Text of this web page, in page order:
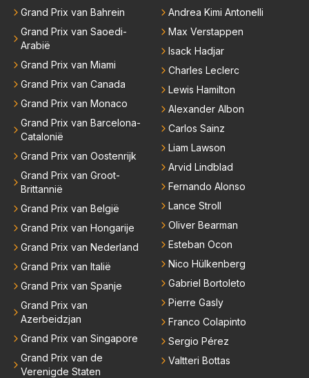
meesten van hen al sinds dat RB hun intrede deed a
anwezig waren. De mensen die nu een aantal van di
e lege plaatsen op gaan vullen hebben ook al jaren
binnen RB gewerkt en zijn voor Max geen vreemde
n meer. Ook andere teams verliezen mensen. Er wo
rdt teveel drama van gemaakt.
Grand Prix van Bahrein
Grand Prix van Saoedi-
Arabië
Grand Prix van Miami
Grand Prix van Canada
Grand Prix van Monaco
Grand Prix van Barcelona-
Catalonië
Grand Prix van Oostenrijk
Grand Prix van Groot-
Brittannië
Grand Prix van België
Grand Prix van Hongarije
Grand Prix van Nederland
Grand Prix van Italië
Grand Prix van Spanje
Grand Prix van
Azerbeidzjan
Grand Prix van Singapore
Grand Prix van de
Verenigde Staten
Andrea Kimi Antonelli
Max Verstappen
Isack Hadjar
Charles Leclerc
Lewis Hamilton
Alexander Albon
Carlos Sainz
Liam Lawson
Arvid Lindblad
Fernando Alonso
Lance Stroll
Oliver Bearman
Esteban Ocon
Nico Hülkenberg
Gabriel Bortoleto
Pierre Gasly
Franco Colapinto
Sergio Pérez
Valtteri Bottas